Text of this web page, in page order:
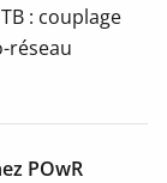
: couplage
réseau
POwR